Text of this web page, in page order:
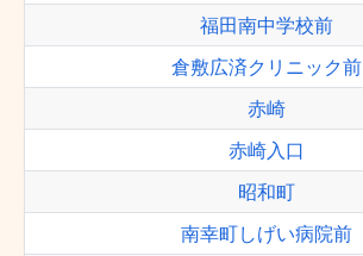
福田南中学校前
倉敷広済クリニック前
赤崎
赤崎入口
昭和町
南幸町しげい病院前